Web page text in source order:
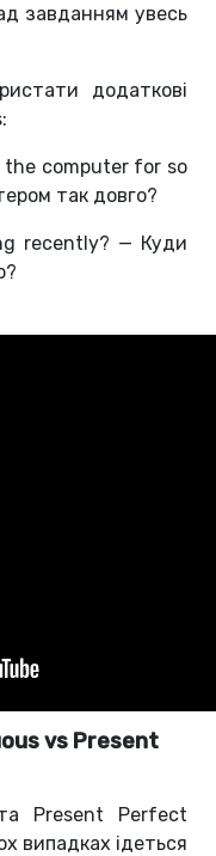
завданням увесь
додаткові
the computer for so
так довго?
recently? — Куди
vs Present
Present Perfect
випадках ідеться